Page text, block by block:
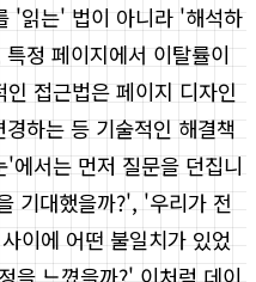
'읽는' 법이 아니라 '해석하
정 페이지에서 이탈률이
접근법은 페이지 디자인
하는 등 기술적인 해결책
에서는 먼저 질문을 던집니
기대했을까?', '우리가 전
이에 어떤 불일치가 있었